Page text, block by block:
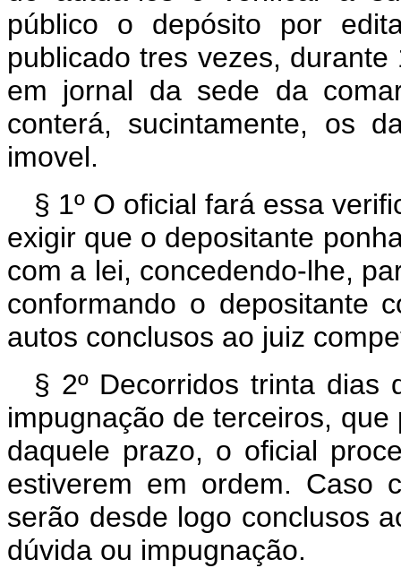
público o depósito por
publicado tres vezes,
em jornal da sede da
conterá, sucintamente, os
imovel.
§ 1º O oficial fará essa
exigir que o depositante
com a lei, concedendo-lhe,
conformando o depositante
autos conclusos ao juiz
§ 2º Decorridos trinta dias
impugnação de terceiros,
daquele prazo, o oficial
estiverem em ordem. Caso
serão desde logo conclusos
dúvida ou impugnação.